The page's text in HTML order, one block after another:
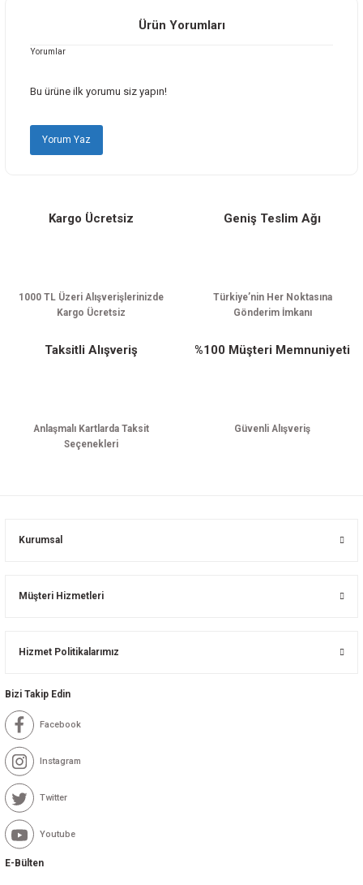
Ürün resmi kalitesiz, bozuk veya görüntülenemiyor.
Ürün bilgilerinde hatalar bulunuyor.
Bu ürüne benzer farklı alternatifler olmalı.
Ürün Yorumları
Yorumlar
Bu ürüne ilk yorumu siz yapın!
Yorum Yaz
Kargo Ücretsiz
1000 TL Üzeri Alışverişlerinizde
Kargo Ücretsiz
Geniş Teslim Ağı
Türkiye’nin Her Noktasına
Gönderim İmkanı
Taksitli Alışveriş
Anlaşmalı Kartlarda Taksit
Seçenekleri
%100 Müşteri Memnuniyeti
Güvenli Alışveriş
Kurumsal
Müşteri Hizmetleri
Hizmet Politikalarımız
Bizi Takip Edin
Facebook
Instagram
Twitter
Youtube
E-Bülten